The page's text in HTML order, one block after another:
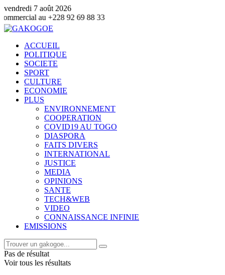
vendredi 7 août 2026
92 69 88 33
ACCUEIL
POLITIQUE
SOCIETE
SPORT
CULTURE
ECONOMIE
PLUS
ENVIRONNEMENT
COOPERATION
COVID19 AU TOGO
DIASPORA
FAITS DIVERS
INTERNATIONAL
JUSTICE
MEDIA
OPINIONS
SANTE
TECH&WEB
VIDEO
CONNAISSANCE INFINIE
EMISSIONS
Pas de résultat
Voir tous les résultats